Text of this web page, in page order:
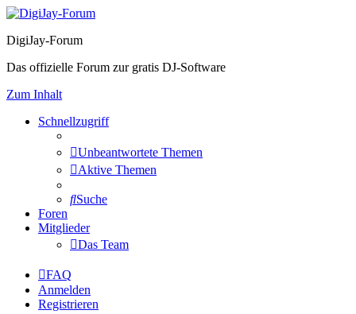
DigiJay-Forum
Das offizielle Forum zur gratis DJ-Software
Zum Inhalt
Schnellzugriff
Unbeantwortete Themen
Aktive Themen
Suche
Foren
Mitglieder
Das Team
FAQ
Anmelden
Registrieren